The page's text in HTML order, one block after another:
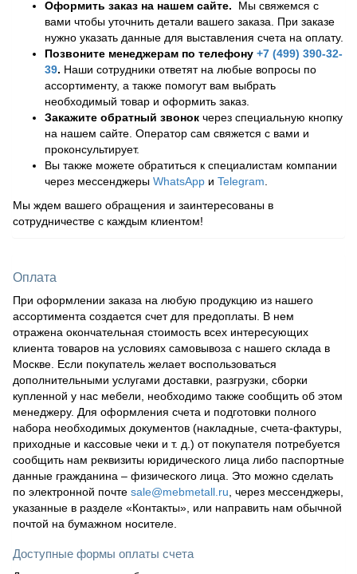
Оформить заказ на нашем сайте. Мы свяжемся с
вами чтобы уточнить детали вашего заказа. При заказе
нужно указать данные для выставления счета на оплату.
Позвоните менеджерам по телефону +7 (499) 390-32-
39. Наши сотрудники ответят на любые вопросы по
ассортименту, а также помогут вам выбрать
необходимый товар и оформить заказ.
Закажите обратный звонок через специальную кнопку
на нашем сайте. Оператор сам свяжется с вами и
проконсультирует.
Вы также можете обратиться к специалистам компании
через мессенджеры WhatsApp и Telegram
Мы ждем вашего обращения и заинтересованы в
сотрудничестве с каждым клиентом!
Оплата
При оформлении заказа на любую продукцию из нашего
ассортимента создается счет для предоплаты. В нем
отражена окончательная стоимость всех интересующих
клиента товаров на условиях самовывоза с нашего склада в
Москве. Если покупатель желает воспользоваться
дополнительными услугами доставки, разгрузки, сборки
купленной у нас мебели, необходимо также сообщить об этом
менеджеру. Для оформления счета и подготовки полного
набора необходимых документов (накладные, счета-фактуры,
приходные и кассовые чеки и т. д.) от покупателя потребуется
сообщить нам реквизиты юридического лица либо паспортные
данные гражданина – физического лица. Это можно сделать
по электронной почте sale@mebmetall.ru , через мессенджеры,
указанные в разделе «Контакты», или направить нам обычной
почтой на бумажном носителе.
Доступные формы оплаты счета